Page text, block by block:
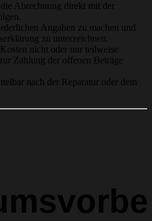
Abrechnung direkt mit der
Angaben zu machen und
zu unterzeichnen.
nicht oder nur teilweise
Zahlung der offenen Beträge
nach der Reparatur oder dem